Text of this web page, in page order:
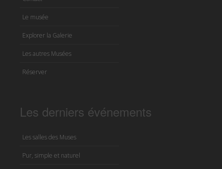
Le musée
Explorer la Galerie
Les autres Musées
Réserver
Les derniers événements
Les salles des Muses
Pur, simple et naturel